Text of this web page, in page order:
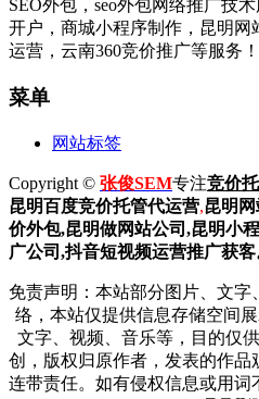
SEO外包，seo外包网络推广技
开户，商城小程序制作，昆明网
运营，云南360竞价推广等服务！
菜单
网站标签
Copyright © 张俊SEM专注竞价
昆明百度竞价托管代运营,昆明
价外包,昆明做网站公司,昆明小
广公司,抖音短视频运营推广获客
免责声明：本站部分图片、文字
络，本站仅提供信息存储空间
文字、视频、音乐等，目的仅
创，版权归原作者，发表的作品
连带责任。如有侵权信息或用